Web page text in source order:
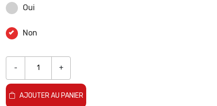
Oui
Non
- +
AJOUTER AU PANIER